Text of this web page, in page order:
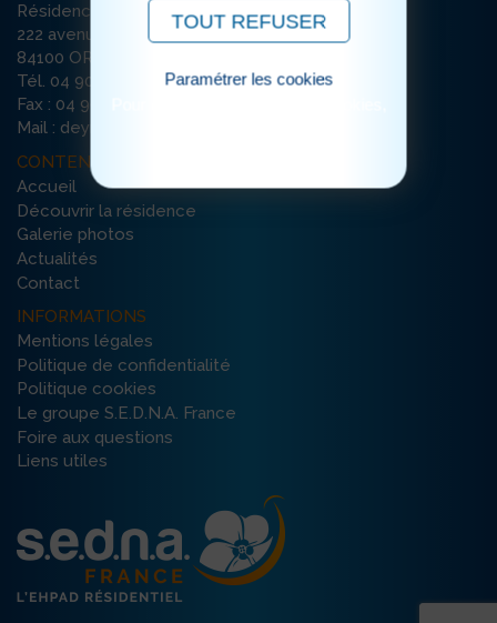
Résidence La Deymarde
222 avenue de l’Argensol / Bât D
84100 ORANGE
Tél. 04 90 51 33 90
Fax : 04 90 51 22 76
Mail : deymarde-orange@ehpad-sedna.fr
CONTENU DU SITE
Accueil
Découvrir la résidence
Galerie photos
Actualités
Contact
INFORMATIONS
Mentions légales
Politique de confidentialité
Politique cookies
Le groupe S.E.D.N.A. France
Foire aux questions
Liens utiles
TOUT REFUSER
Paramétrer les cookies